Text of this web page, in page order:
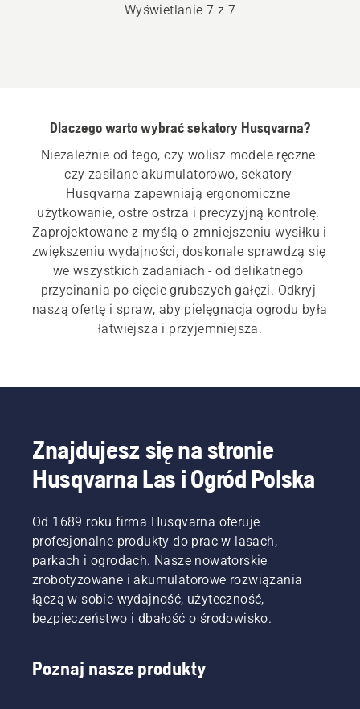
Wyświetlanie 7 z 7
Dlaczego warto wybrać sekatory Husqvarna?
Niezależnie od tego, czy wolisz modele ręczne
czy zasilane akumulatorowo, sekatory
Husqvarna zapewniają ergonomiczne
użytkowanie, ostre ostrza i precyzyjną kontrolę.
Zaprojektowane z myślą o zmniejszeniu wysiłku i
zwiększeniu wydajności, doskonale sprawdzą się
we wszystkich zadaniach ‐ od delikatnego
przycinania po cięcie grubszych gałęzi. Odkryj
naszą ofertę i spraw, aby pielęgnacja ogrodu była
łatwiejsza i przyjemniejsza.
Znajdujesz się na stronie
Husqvarna Las i Ogród Polska
Od 1689 roku firma Husqvarna oferuje
profesjonalne produkty do prac w lasach,
parkach i ogrodach. Nasze nowatorskie
zrobotyzowane i akumulatorowe rozwiązania
łączą w sobie wydajność, użyteczność,
bezpieczeństwo i dbałość o środowisko.
Poznaj nasze produkty